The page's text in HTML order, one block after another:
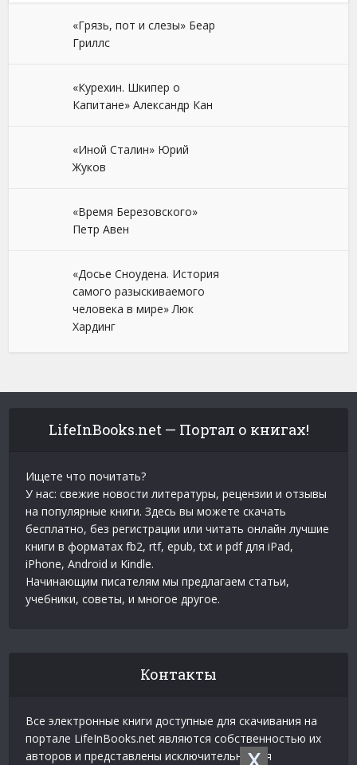
«Грязь, пот и слезы» Беар
Гриллс
«Курехин. Шкипер о
Капитане» Александр Кан
«Иной Сталин» Юрий
Жуков
«Время Березовского»
Петр Авен
«Досье Сноудена. История
самого разыскиваемого
человека в мире» Люк
Хардинг
LifeInBooks.net — Портал о книгах!
Ищете что почитать?
У нас: свежие новости литературы, рецензии и отзывы
на популярные книги. Здесь вы можете скачать
бесплатно, без регистрации или читать онлайн лучшие
книги в форматах fb2, rtf, epub, txt и pdf для iPad,
iPhone, Android и Kindle.
Начинающим писателям мы предлагаем статьи,
учебники, советы, и многое другое.
Контакты
Все электронные книги доступные для скачивания на
портале LifeInBooks.net являются собственностью их
авторов и представлены исключительно для